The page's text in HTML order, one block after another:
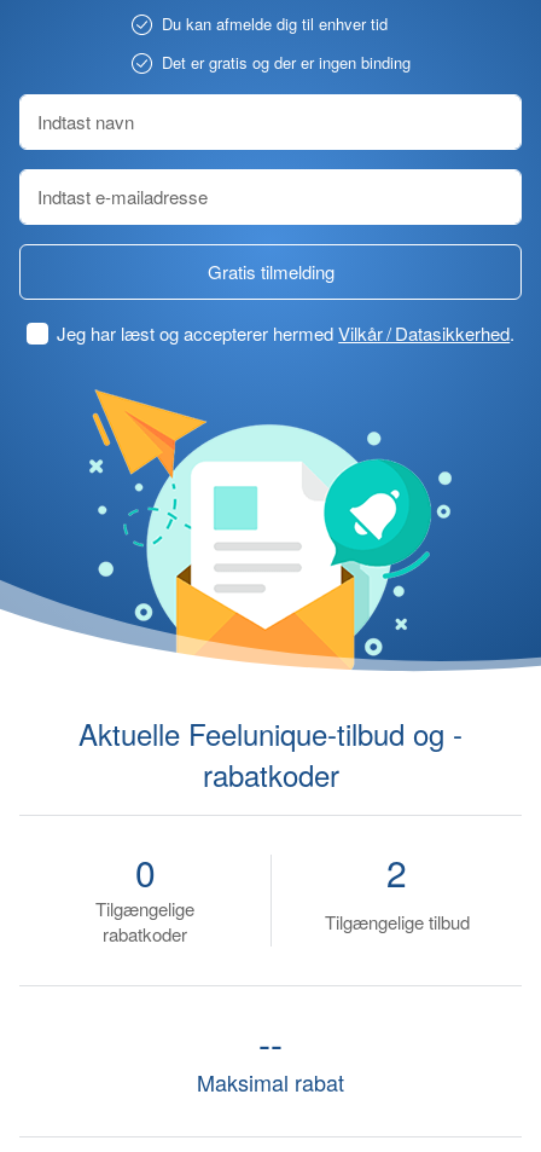
Du kan afmelde dig til enhver tid
Det er gratis og der er ingen binding
Gratis tilmelding
Jeg har læst og accepterer hermedVilkår / Datasikkerhed.
Aktuelle Feelunique-tilbud og -
rabatkoder
Tilgængelige
rabatkoder
0
Tilgængelige tilbud
2
Maksimal rabat
--